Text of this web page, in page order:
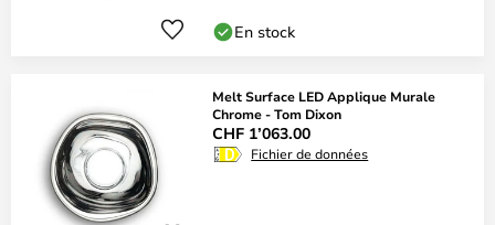
En stock
Melt Surface LED Applique Murale
Chrome - Tom Dixon
CHF 1’063.00
Fichier de données